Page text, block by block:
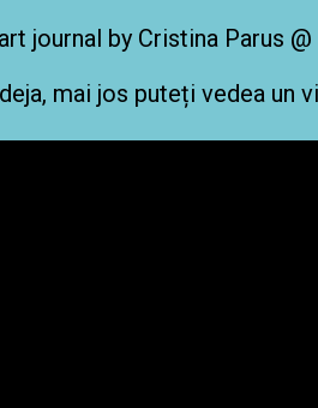
mai jos puteți vedea